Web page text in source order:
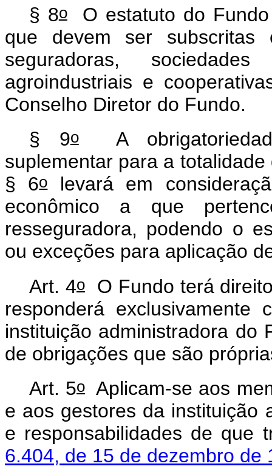
§ 8oO estatuto do Fundo
que devem ser subscritas
seguradoras,
agroindustriais e
Conselho Diretor do Fundo.
§ 9oA
suplementar para a
§ 6olevará em
econômico a que
resseguradora, podendo o
ou exceções para aplicação
Art. 4oO Fundo terá
responderá exclusivamente
instituição administradora do
de obrigações que são
Art. 5oAplicam-se aos
e aos gestores da instituição
e responsabilidades de que
6.404, de 15 de dezembro de